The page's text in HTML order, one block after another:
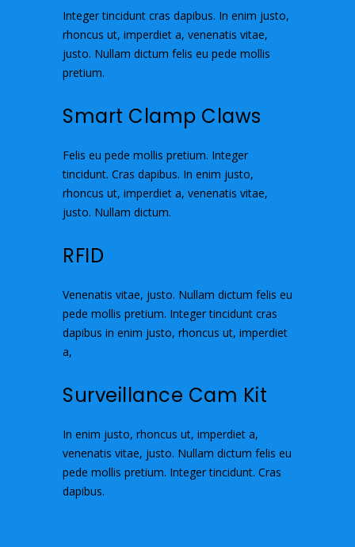
Integer tincidunt cras dapibus. In enim justo,
rhoncus ut, imperdiet a, venenatis vitae,
justo. Nullam dictum felis eu pede mollis
pretium.
Smart Clamp Claws
Felis eu pede mollis pretium. Integer
tincidunt. Cras dapibus. In enim justo,
rhoncus ut, imperdiet a, venenatis vitae,
justo. Nullam dictum.
RFID
Venenatis vitae, justo. Nullam dictum felis eu
pede mollis pretium. Integer tincidunt cras
dapibus in enim justo, rhoncus ut, imperdiet
a,
Surveillance Cam Kit
In enim justo, rhoncus ut, imperdiet a,
venenatis vitae, justo. Nullam dictum felis eu
pede mollis pretium. Integer tincidunt. Cras
dapibus.